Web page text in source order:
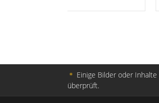
＊ Einige Bilder oder
überprüft.